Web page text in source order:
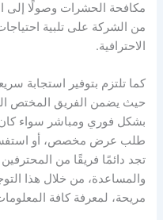
مكافحة الحشرات وصولًا إلى
من الشركة على تلبية
الاحترافية.
كما تلتزم بتوفير استجابة
حيث يضمن الفريق المختص
بشكل فوري ومباشر سواء كان
طلب عرض مخصص، أو
تجد دائمًا فريقًا من
والمساعدة، من خلال هذا
مريحة، لمعرفة كافة